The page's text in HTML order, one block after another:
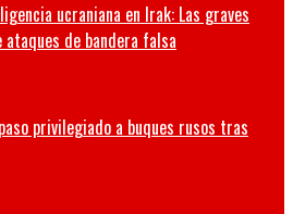
ucraniana en Irak: Las graves
ataques de bandera falsa
privilegiado a buques rusos tras